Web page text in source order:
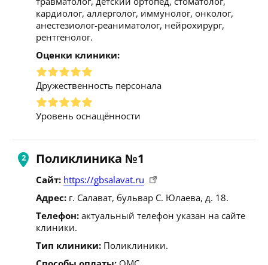
кардиолог, аллерголог, иммунолог, онколог,
анестезиолог-реаниматолог, нейрохирург,
рентгенолог.
Оценки клиники:
Дружественность персонала
Уровень оснащённости
Поликлиника №1
Сайт: https://gbsalavat.ru
Адрес: г. Салават, бульвар С. Юлаева, д. 18.
Телефон: актуальный телефон указан на сайте
клиники.
Тип клиники: Поликлиники.